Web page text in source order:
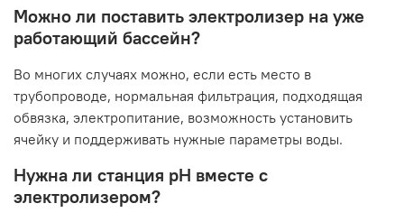
Можно ли поставить электролизер на уже
работающий бассейн?
Во многих случаях можно, если есть место в
трубопроводе, нормальная фильтрация, подходящая
обвязка, электропитание, возможность установить
ячейку и поддерживать нужные параметры воды.
Нужна ли станция pH вместе с
электролизером?